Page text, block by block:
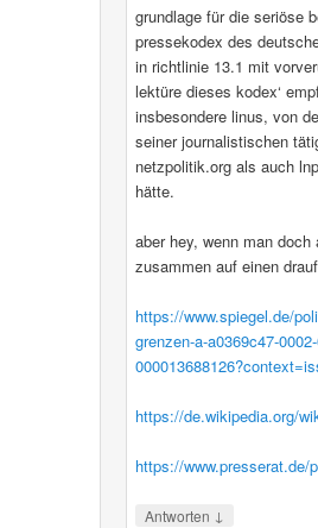
grundlage für die seriöse
pressekodex des
in richtlinie 13.1 mit
lektüre dieses kodex‘
insbesondere linus, von
seiner journalistischen
netzpolitik.org als auch
hätte.
aber hey, wenn man
zusammen auf einen
https://www.spiegel.de/
grenzen-a-a0369c47-
https://de.wikipedia.org/
https://www.presserat.de/
Antworten ↓